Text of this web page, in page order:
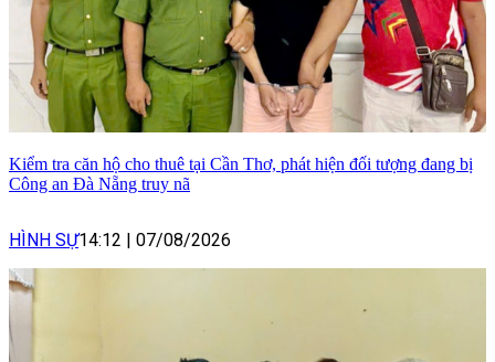
Kiểm tra căn hộ cho thuê tại Cần Thơ, phát hiện đối tượng đang bị
Công an Đà Nẵng truy nã
HÌNH SỰ14:12 | 07/08/2026